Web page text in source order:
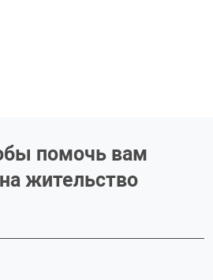
помочь вам
жительство